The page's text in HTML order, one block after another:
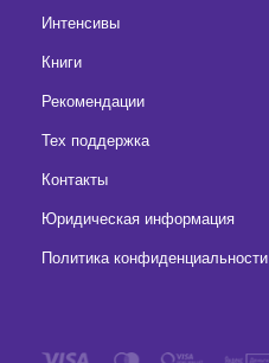
Интенсивы
Книги
Рекомендации
Тех поддержка
Контакты
Юридическая информация
Политика конфиденциальности